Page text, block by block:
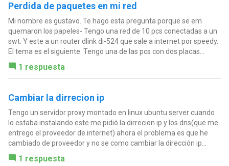
Perdida de paquetes en mi red
Mi nombre es gustavo. Te hago esta pregunta porque se em
quemaron los papeles- Tengo una red de 10 pcs conectadas a un
swt. Y este a un router dlink di-524 que sale a internet por speedy.
El tema es el siguiente. Tengo una de las pcs con dos placas...
1 respuesta
Cambiar la dirrecion ip
Tengo un servidor proxy montado en linux ubuntu server cuando
lo estaba instalando este me pidió la dirrecion ip y los dns(que me
entrego el proveedor de internet) ahora el problema es que he
cambiado de proveedor y no se como cambiar la dirección ip...
1 respuesta